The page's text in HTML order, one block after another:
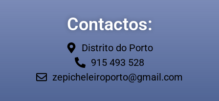
Contactos:
Distrito do Porto
915 493 528
zepicheleiroporto@gmail.com